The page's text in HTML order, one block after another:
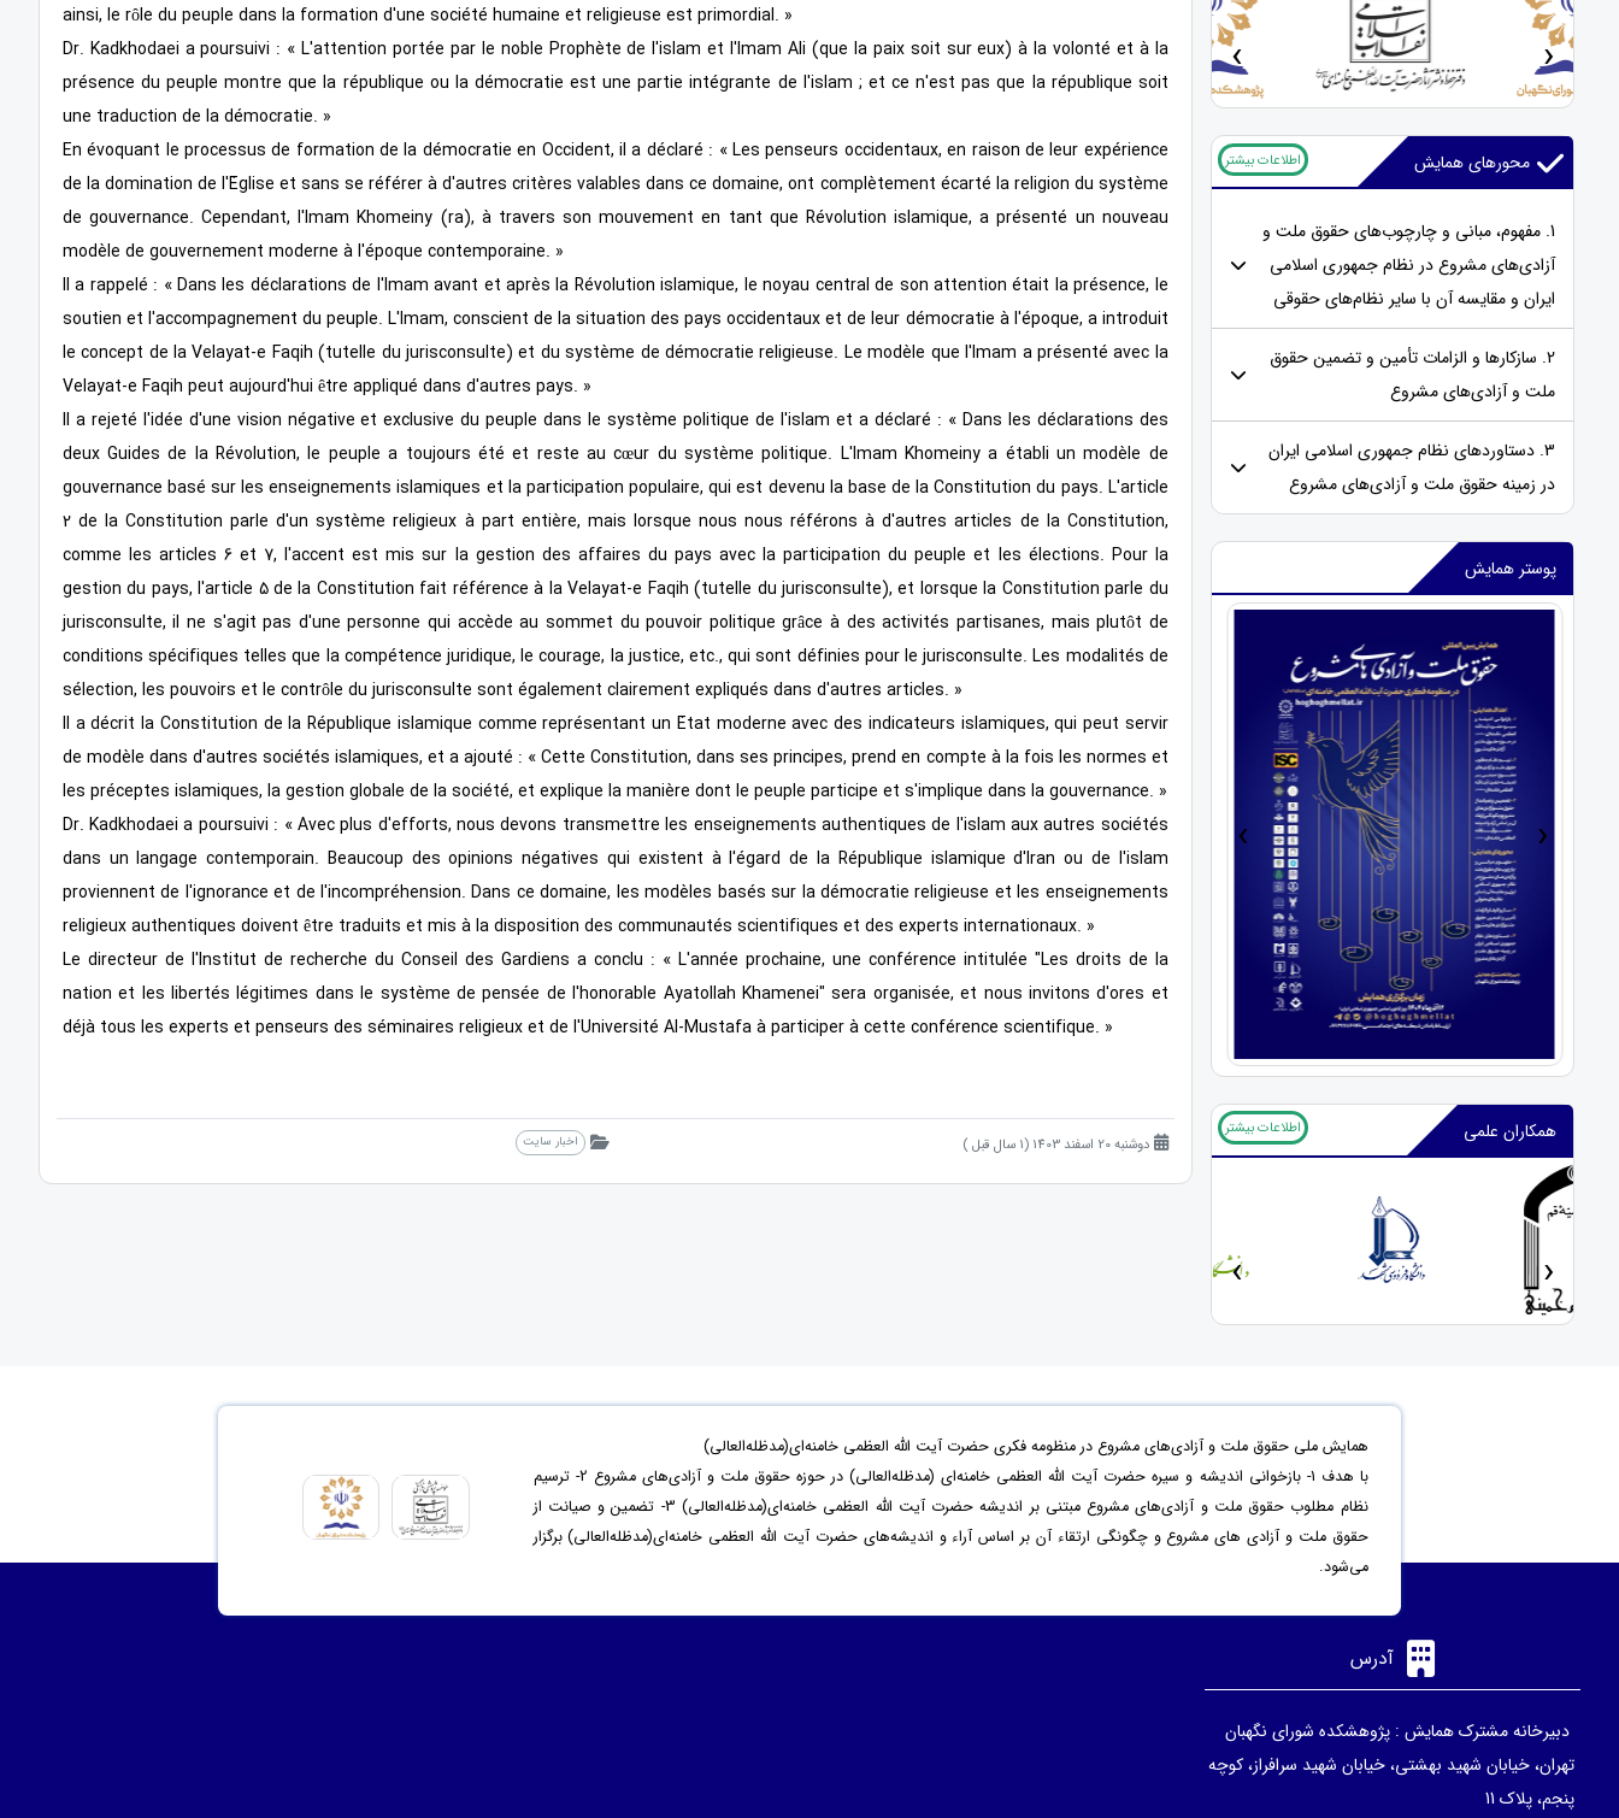
‹ ›
محورهای همایش اطلاعات بیشتر
1. مفهوم، مبانی و چارچوب‌های حقوق ملت و
آزادی‌های مشروع در نظام جمهوری اسلامی
ایران و مقایسه‌ آن با سایر نظام‌های حقوقی
2. سازکارها و الزامات تأمین و تضمین حقوق
ملت و آزادی‌های مشروع
3. دستاوردهای نظام جمهوری اسلامی ایران
در زمینه حقوق ملت و آزادی‌های مشروع
پوستر همایش
› ‹
همکاران علمی اطلاعات بیشتر
‹ ›
ainsi, le rôle du peuple dans la formation d'une société humaine et religieuse est primordial. »
Dr. Kadkhodaei a poursuivi : « L'attention portée par le noble Prophète de l'islam et l'Imam Ali (que la paix soit sur eux) à la volonté et à la
présence du peuple montre que la république ou la démocratie est une partie intégrante de l'islam ; et ce n'est pas que la république soit
une traduction de la démocratie. »
En évoquant le processus de formation de la démocratie en Occident, il a déclaré : « Les penseurs occidentaux, en raison de leur expérience
de la domination de l'Église et sans se référer à d'autres critères valables dans ce domaine, ont complètement écarté la religion du système
de gouvernance. Cependant, l'Imam Khomeiny (ra), à travers son mouvement en tant que Révolution islamique, a présenté un nouveau
modèle de gouvernement moderne à l'époque contemporaine. »
Il a rappelé : « Dans les déclarations de l'Imam avant et après la Révolution islamique, le noyau central de son attention était la présence, le
soutien et l'accompagnement du peuple. L'Imam, conscient de la situation des pays occidentaux et de leur démocratie à l'époque, a introduit
le concept de la Velayat-e Faqih (tutelle du jurisconsulte) et du système de démocratie religieuse. Le modèle que l'Imam a présenté avec la
Velayat-e Faqih peut aujourd'hui être appliqué dans d'autres pays. »
Il a rejeté l'idée d'une vision négative et exclusive du peuple dans le système politique de l'islam et a déclaré : « Dans les déclarations des
deux Guides de la Révolution, le peuple a toujours été et reste au cœur du système politique. L'Imam Khomeiny a établi un modèle de
gouvernance basé sur les enseignements islamiques et la participation populaire, qui est devenu la base de la Constitution du pays. L'article
2 de la Constitution parle d'un système religieux à part entière, mais lorsque nous nous référons à d'autres articles de la Constitution,
comme les articles 6 et 7, l'accent est mis sur la gestion des affaires du pays avec la participation du peuple et les élections. Pour la
gestion du pays, l'article 5 de la Constitution fait référence à la Velayat-e Faqih (tutelle du jurisconsulte), et lorsque la Constitution parle du
jurisconsulte, il ne s'agit pas d'une personne qui accède au sommet du pouvoir politique grâce à des activités partisanes, mais plutôt de
conditions spécifiques telles que la compétence juridique, le courage, la justice, etc., qui sont définies pour le jurisconsulte. Les modalités de
sélection, les pouvoirs et le contrôle du jurisconsulte sont également clairement expliqués dans d'autres articles. »
Il a décrit la Constitution de la République islamique comme représentant un État moderne avec des indicateurs islamiques, qui peut servir
de modèle dans d'autres sociétés islamiques, et a ajouté : « Cette Constitution, dans ses principes, prend en compte à la fois les normes et
les préceptes islamiques, la gestion globale de la société, et explique la manière dont le peuple participe et s'implique dans la gouvernance. »
Dr. Kadkhodaei a poursuivi : « Avec plus d'efforts, nous devons transmettre les enseignements authentiques de l'islam aux autres sociétés
dans un langage contemporain. Beaucoup des opinions négatives qui existent à l'égard de la République islamique d'Iran ou de l'islam
proviennent de l'ignorance et de l'incompréhension. Dans ce domaine, les modèles basés sur la démocratie religieuse et les enseignements
religieux authentiques doivent être traduits et mis à la disposition des communautés scientifiques et des experts internationaux. »
Le directeur de l'Institut de recherche du Conseil des Gardiens a conclu : « L'année prochaine, une conférence intitulée "Les droits de la
nation et les libertés légitimes dans le système de pensée de l'honorable Ayatollah Khamenei" sera organisée, et nous invitons d'ores et
déjà tous les experts et penseurs des séminaires religieux et de l'Université Al-Mustafa à participer à cette conférence scientifique. »
دوشنبه 20 اسفند 1403 (1 سال قبل ) اخبار سایت
همایش ملی حقوق ملت و آزادی‌های مشروع در منظومه فکری حضرت آیت الله العظمی خامنه‌ای(مدظله‌العالی)
با هدف 1- بازخوانی اندیشه‌ و سیره‌ حضرت آیت الله العظمی خامنه‌ای (مدظله‌العالی) در حوزه‌ حقوق ملت و آزادی‌های مشروع 2- ترسیم
نظام مطلوب حقوق ملت و آزادی‌های مشروع مبتنی بر اندیشه حضرت آیت الله العظمی خامنه‌ای(مدظله‌العالی) 3- تضمین و صیانت از
حقوق ملت و آزادی های مشروع و چگونگی ارتقاء آن بر اساس آراء و اندیشه‌های حضرت آیت الله العظمی خامنه‌ای(مدظله‌العالی) برگزار
می‌شود.
آدرس
دبیرخانه مشترک همایش : پژوهشکده شورای نگهبان
تهران، خیابان شهید بهشتی، خیابان شهید سرافراز، کوچه
پنجم، پلاک 11